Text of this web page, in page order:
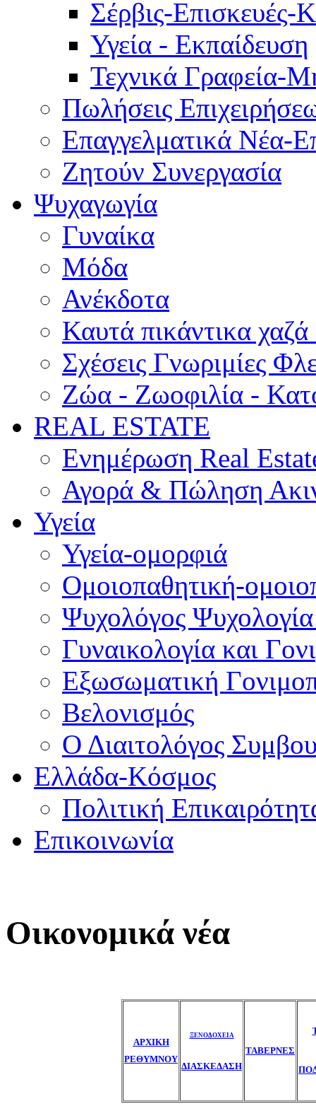
Σέρβις-Επισκευές-
Υγεία - Εκπαίδευση
Τεχνικά Γραφεία-
Πωλήσεις
Επαγγελματικά Νέα-
Ζητούν Συνεργασία
Ψυχαγωγία
Γυναίκα
Μόδα
Ανέκδοτα
Καυτά πικάντικα χαζά
Σχέσεις Γνωριμίες
Ζώα - Ζωοφιλία -
REAL ESTATE
Ενημέρωση Real
Αγορά & Πώληση
Υγεία
Υγεία-ομορφιά
Ομοιοπαθητική-
Ψυχολόγος
Γυναικολογία και
Εξωσωματική
Βελονισμός
Ο Διαιτολόγος
Ελλάδα-Κόσμος
Πολιτική
Επικοινωνία
Οικονομικά νέα
ΑΡΧΙΚΗ
ΡΕΘΥΜΝΟΥ
ΞΕΝΟΔΟΧΕΙΑ
ΔΙΑΣΚΕΔΑΣΗ
ΤΑΒΕΡΝΕΣ